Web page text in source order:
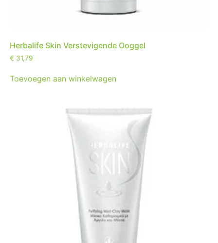
Herbalife Skin Verstevigende Ooggel
€ 31,79
Toevoegen aan winkelwagen